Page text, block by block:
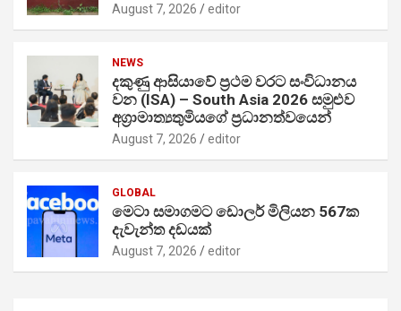
August 7, 2026 editor
NEWS
දකුණු ආසියාවේ ප්‍රථම වරට සංවිධානය
වන (ISA) – South Asia 2026 සමුළුව
අග්‍රාමාත්‍යතුමියගේ ප්‍රධානත්වයෙන්
August 7, 2026 editor
GLOBAL
මෙටා සමාගමට ඩොලර් මිලියන 567ක
දැවැන්ත දඩයක්
August 7, 2026 editor